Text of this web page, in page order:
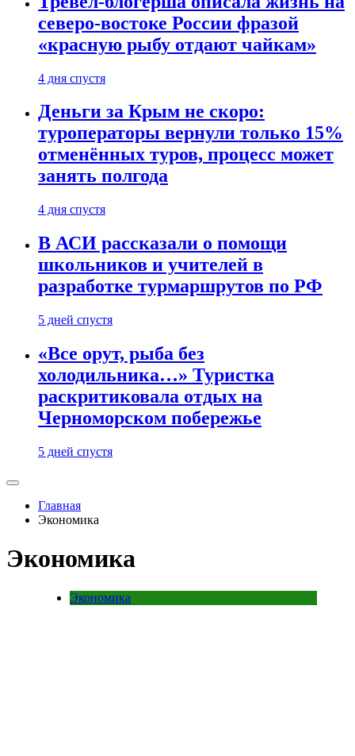
северо-востоке России фразой
«красную рыбу отдают чайкам»
4 дня спустя
Деньги за Крым не скоро:
туроператоры вернули только 15%
отменённых туров, процесс может
занять полгода
4 дня спустя
В АСИ рассказали о помощи
школьников и учителей в
разработке турмаршрутов по РФ
5 дней спустя
«Все орут, рыба без
холодильника…» Туристка
раскритиковала отдых на
Черноморском побережье
5 дней спустя
Главная
Экономика
Экономика
Экономика